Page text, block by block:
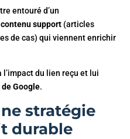
entouré d’un
contenu support(articles
de cas) qui viennent enrichir
l’impact du lien reçu et lui
de Google.
stratégie
durable